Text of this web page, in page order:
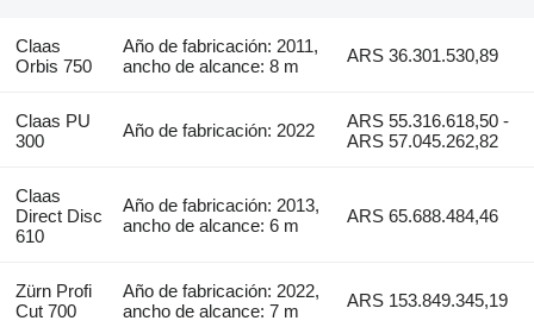
Claas
Orbis 750
Año de fabricación: 2011,
ancho de alcance: 8 m
ARS 36.301.530,89
Claas PU
300
Año de fabricación: 2022
ARS 55.316.618,50 -
ARS 57.045.262,82
Claas
Direct Disc
610
Año de fabricación: 2013,
ancho de alcance: 6 m
ARS 65.688.484,46
Zürn Profi
Cut 700
Año de fabricación: 2022,
ancho de alcance: 7 m
ARS 153.849.345,19